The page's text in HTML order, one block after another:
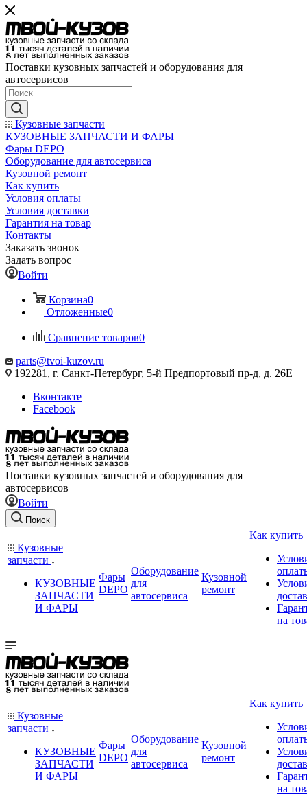
Поставки кузовных запчастей и оборудования для
автосервисов
Кузовные запчасти
КУЗОВНЫЕ ЗАПЧАСТИ И ФАРЫ
Фары DEPO
Оборудование для автосервиса
Кузовной ремонт
Как купить
Условия оплаты
Условия доставки
Гарантия на товар
Контакты
Заказать звонок
Задать вопрос
Войти
Корзина0
Отложенные0
Сравнение товаров0
parts@tvoi-kuzov.ru
192281, г. Санкт-Петербург, 5-й Предпортовый пр-д, д. 26Е
Вконтакте
Facebook
Поставки кузовных запчастей и оборудования для
автосервисов
Войти
Поиск
Кузовные
запчасти
КУЗОВНЫЕ
ЗАПЧАСТИ
И ФАРЫ
Фары
DEPO
Оборудование
для
автосервиса
Кузовной
ремонт
Как купить
на
Кузовные
запчасти
КУЗОВНЫЕ
ЗАПЧАСТИ
И ФАРЫ
Фары
DEPO
Оборудование
для
автосервиса
Кузовной
ремонт
Как купить
на